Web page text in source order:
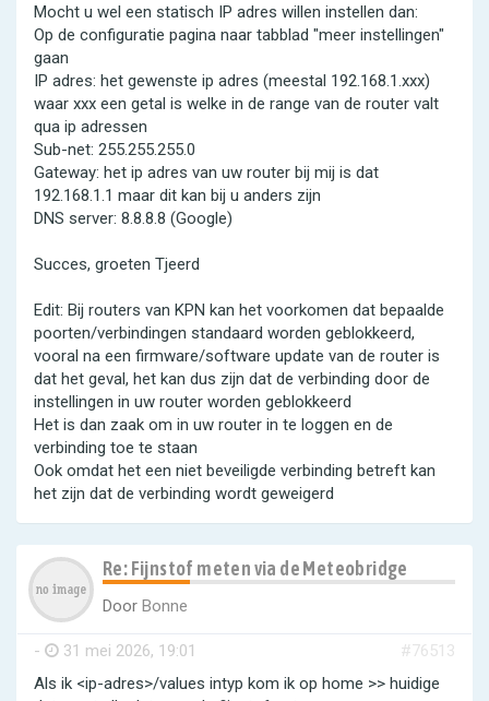
Mocht u wel een statisch IP adres willen instellen dan:
Op de configuratie pagina naar tabblad "meer instellingen"
gaan
IP adres: het gewenste ip adres (meestal 192.168.1.xxx)
waar xxx een getal is welke in de range van de router valt
qua ip adressen
Sub-net: 255.255.255.0
Gateway: het ip adres van uw router bij mij is dat
192.168.1.1 maar dit kan bij u anders zijn
DNS server: 8.8.8.8 (Google)
Succes, groeten Tjeerd
Edit: Bij routers van KPN kan het voorkomen dat bepaalde
poorten/verbindingen standaard worden geblokkeerd,
vooral na een firmware/software update van de router is
dat het geval, het kan dus zijn dat de verbinding door de
instellingen in uw router worden geblokkeerd
Het is dan zaak om in uw router in te loggen en de
verbinding toe te staan
Ook omdat het een niet beveiligde verbinding betreft kan
het zijn dat de verbinding wordt geweigerd
Re: Fijnstof meten via de Meteobridge
Door Bonne
- 31 mei 2026, 19:01
#76513
Als ik <ip-adres>/values intyp kom ik op home >> huidige